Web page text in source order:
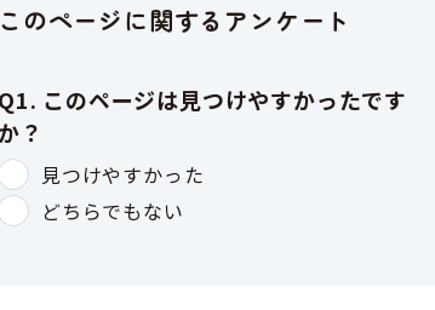
このページに関するアンケート